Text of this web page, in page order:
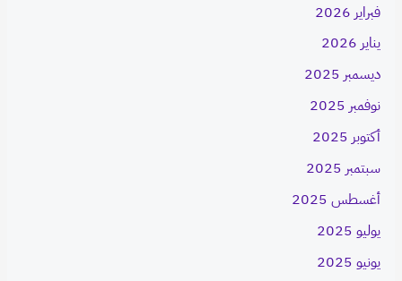
فبراير 2026
يناير 2026
ديسمبر 2025
نوفمبر 2025
أكتوبر 2025
سبتمبر 2025
أغسطس 2025
يوليو 2025
يونيو 2025